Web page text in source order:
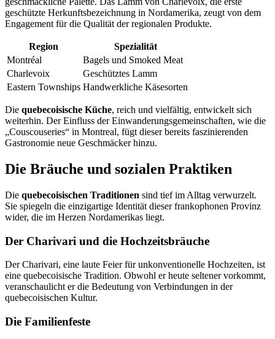
geschützte Herkunftsbezeichnung in Nordamerika, zeugt von dem
Engagement für die Qualität der regionalen Produkte.
Region
Spezialität
Montréal
Bagels und Smoked Meat
Charlevoix
Geschütztes Lamm
Eastern Townships Handwerkliche Käsesorten
Die quebecoisische Küche, reich und vielfältig, entwickelt sich
weiterhin. Der Einfluss der Einwanderungsgemeinschaften, wie die
„Couscouseries“ in Montreal, fügt dieser bereits faszinierenden
Gastronomie neue Geschmäcker hinzu.
Die Bräuche und sozialen Praktiken
Die quebecoisischen Traditionen sind tief im Alltag verwurzelt.
Sie spiegeln die einzigartige Identität dieser frankophonen Provinz
wider, die im Herzen Nordamerikas liegt.
Der Charivari und die Hochzeitsbräuche
Der Charivari, eine laute Feier für unkonventionelle Hochzeiten, ist
eine quebecoisische Tradition. Obwohl er heute seltener vorkommt,
veranschaulicht er die Bedeutung von Verbindungen in der
quebecoisischen Kultur.
Die Familienfeste